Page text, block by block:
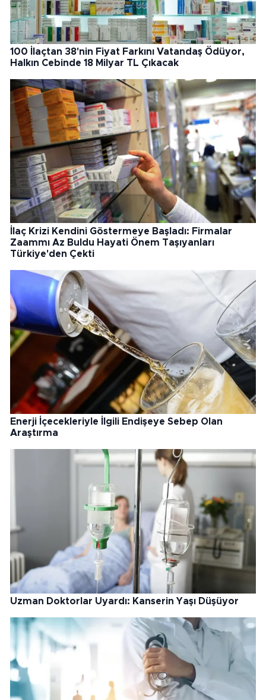
100 İlaçtan 38'nin Fiyat Farkını Vatandaş Ödüyor,
Halkın Cebinde 18 Milyar TL Çıkacak
İlaç Krizi Kendini Göstermeye Başladı: Firmalar
Zaammı Az Buldu Hayati Önem Taşıyanları
Türkiye'den Çekti
Enerji İçecekleriyle İlgili Endişeye Sebep Olan
Araştırma
Uzman Doktorlar Uyardı: Kanserin Yaşı Düşüyor